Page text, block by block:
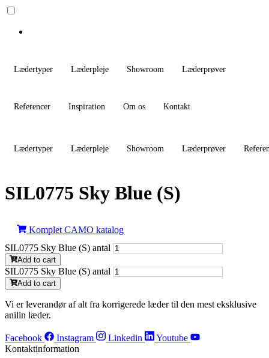
Lædertyper Læderpleje Showroom Læderprøver
Referencer Inspiration Om os Kontakt
Lædertyper Læderpleje Showroom Læderprøver
SIL0775 Sky Blue (S)
Komplet CAMO katalog
SIL0775 Sky Blue (S) antal
Add to cart
SIL0775 Sky Blue (S) antal
Add to cart
Vi er leverandør af alt fra korrigerede læder til den mest eksklusive
anilin læder.
Facebook Instagram Linkedin
Youtube
Kontaktinformation